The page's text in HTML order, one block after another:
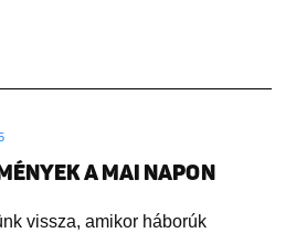
A MAI NAPON
vissza, amikor háborúk